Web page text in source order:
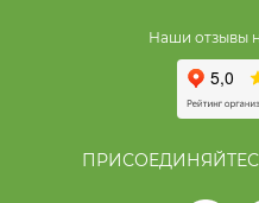
Наши отзывы